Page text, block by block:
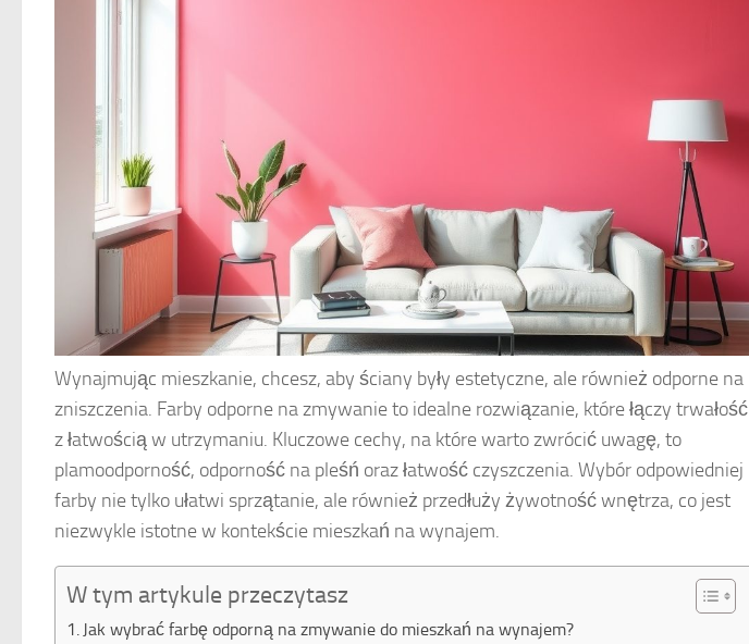
Wynajmując mieszkanie, chcesz, aby ściany były estetyczne, ale również odporne na
zniszczenia. Farby odporne na zmywanie to idealne rozwiązanie, które łączy trwałość
z łatwością w utrzymaniu. Kluczowe cechy, na które warto zwrócić uwagę, to
plamoodporność, odporność na pleśń oraz łatwość czyszczenia. Wybór odpowiedniej
farby nie tylko ułatwi sprzątanie, ale również przedłuży żywotność wnętrza, co jest
niezwykle istotne w kontekście mieszkań na wynajem.
W tym artykule przeczytasz
Jak wybrać farbę odporną na zmywanie do mieszkań na wynajem?